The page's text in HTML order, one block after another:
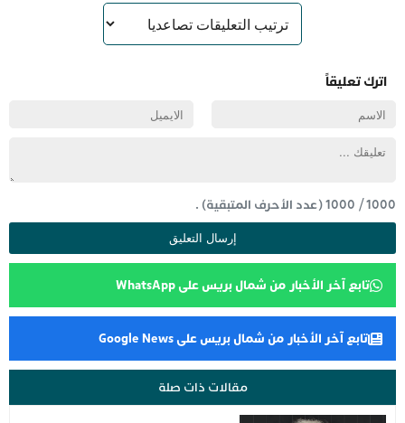
اترك تعليقاً
1000
/
1000(عدد الأحرف المتبقية) .
تابع آخر الأخبار من شمال بريس على WhatsApp
تابع آخر الأخبار من شمال بريس على Google News
مقالات ذات صلة